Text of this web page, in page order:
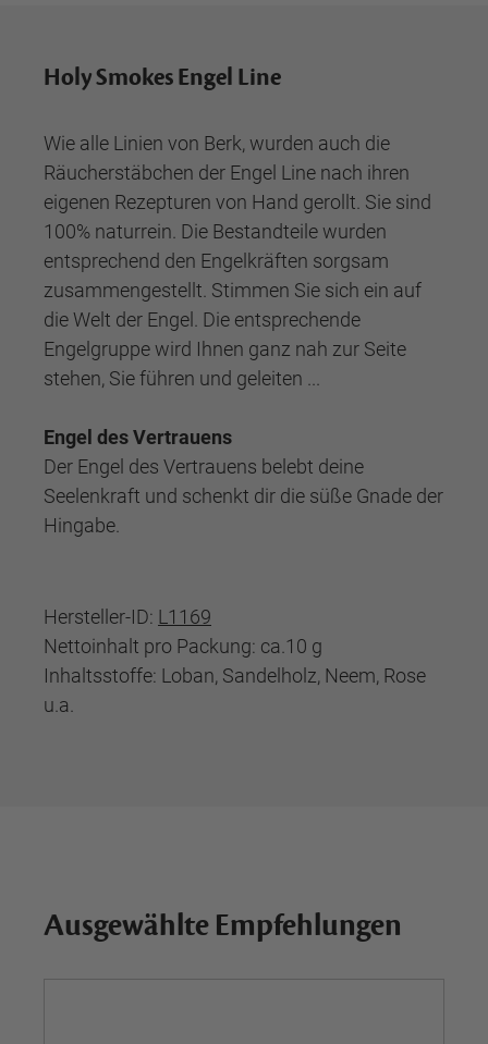
Holy Smokes Engel Line
Wie alle Linien von Berk, wurden auch die
Räucherstäbchen der Engel Line nach ihren
eigenen Rezepturen von Hand gerollt. Sie sind
100% naturrein. Die Bestandteile wurden
entsprechend den Engelkräften sorgsam
zusammengestellt. Stimmen Sie sich ein auf
die Welt der Engel. Die entsprechende
Engelgruppe wird Ihnen ganz nah zur Seite
stehen, Sie führen und geleiten ...
Engel des Vertrauens
Der Engel des Vertrauens belebt deine
Seelenkraft und schenkt dir die süße Gnade der
Hingabe.
Hersteller-ID: L1169
Nettoinhalt pro Packung: ca.10 g
Inhaltsstoffe: Loban, Sandelholz, Neem, Rose
u.a.
Ausgewählte Empfehlungen